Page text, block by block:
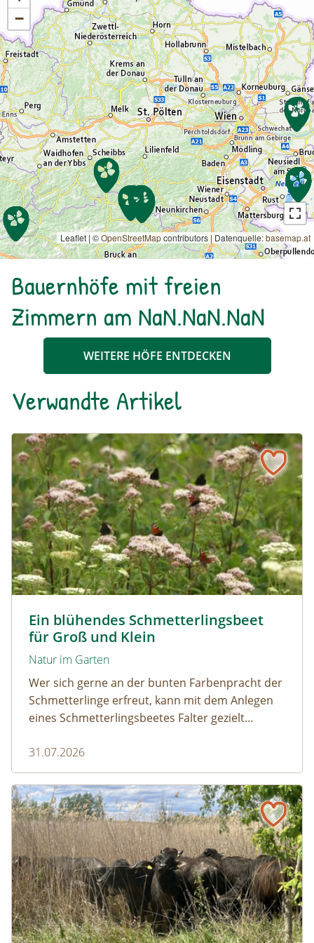
−
Leaflet | ©OpenStreetMapcontributors | Datenquelle:basemap.at
Bauernhöfe mit freien
Zimmern am NaN.NaN.NaN
WEITERE HÖFE ENTDECKEN
Verwandte Artikel
Ein blühendes Schmetterlingsbeet
für Groß und Klein
Natur im Garten
Wer sich gerne an der bunten Farbenpracht der
Schmetterlinge erfreut, kann mit dem Anlegen
eines Schmetterlingsbeetes Falter gezielt
dürfen ausreichend mitgedacht werden. Denn
ohne Raupen gibt es keine schönen
Schmetterlinge!
31.07.2026
Ein blühendes Schmetterlingsbeet für Groß und Klein
Naturmagazin: Die Rückkehr der Big Five im Weinviertel
Die Rückkehr der Big Five im Weinviertel